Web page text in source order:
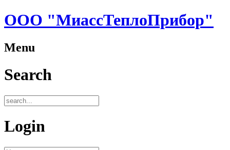
ООО "МиассТеплоПрибор"
Menu
Search
Login